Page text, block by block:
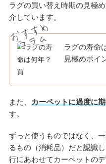
ラグの買い替え時期の見極
介しています。
ラグの寿命
見極めポイ
また、 カーペットに過度に
す。
ずっと使うものではなく、
るもの（消耗品）だと認識
行にあわせてカーペットの